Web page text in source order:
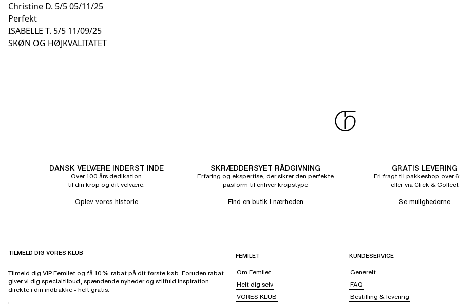
Christine D. 5/505/11/25
Perfekt
ISABELLE T. 5/5 11/09/25
SKØN OG HØJKVALITATET
DANSK VELVÆRE INDERST INDE
Over 100 års dedikation
til din krop og dit velvære.
Oplev vores historie
SKRÆDDERSYET RÅDGIVNING
Erfaring og ekspertise, der sikrer den perfekte
pasform til enhver kropstype
Find en butik i nærheden
GRATIS LEVERING
Fri fragt til pakkeshop over
eller via Click & Collect
Se mulighederne
TILMELD DIG VORES KLUB
Tilmeld dig VIP Femilet og få 10% rabat på dit første køb. Foruden rabat
giver vi dig specialtilbud, spændende nyheder og stilfuld inspiration
direkte i din indbakke - helt gratis.
FEMILET
Om Femilet
Helt dig selv
VORES KLUB
KUNDESERVICE
Generelt
FAQ
Bestilling & levering